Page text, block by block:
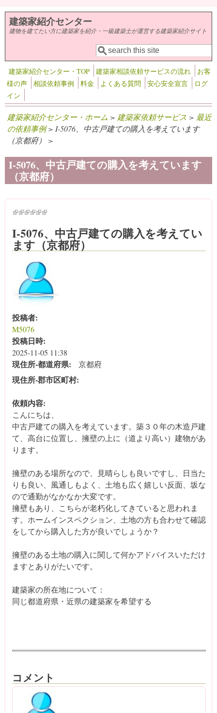
メインコンテンツに移動
建築家紹介センター
建物を建てたい方に建築家を紹介・一級建築士が運営する建築家紹介サイト
検索フォーム
検索
建築家紹介センター・TOP 建築家相談依頼サービスの流れ
お客
様の声
相談依頼事例 料金 よくある質問 安心安全宣言
ログ
イン
建築家紹介センター・ホーム > 建築家依頼サービス > 最近
の依頼事例> I-5076、中古戸建ての購入を考えています
（京都府） >
I-5076、中古戸建ての購入を考えています
（京都府）
(link is external)
(link is external)
(link is external)
(link is external)
(link is external)
(link is external)
I-5076、中古戸建ての購入を考えてい
ます（京都府）
投稿者:
M5076
投稿日時:
2025-11-05 11:38
現住所‐都道府県: 京都府
現住所‐郡市区町村:
依頼内容:
こんにちは、
中古戸建ての購入を考えています。築３０年の木造戸建
て、高台に位置し、擁壁の上に（道より高い）建物があ
ります。
擁壁のある場所なので、見晴らしも良いですし、日当た
りも良い、風通しもよく、土地も広く嬉しい反面、坂な
ので通勤がなかなか大変です。
擁壁もあり、こちらが老朽化してきていると思われま
す。ホームインスペクション、土地の方も合わせて確認
をしてから購入した方が良いでしょうか？
擁壁のある土地の購入に関して何かアドバイスいただけ
ますとありがたいです。
建築家の所在地について：
同じ都道府県・近県の建築家を希望する
コメント